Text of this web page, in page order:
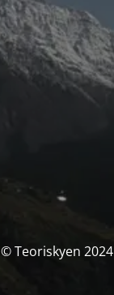
© Teoriskyen 2024